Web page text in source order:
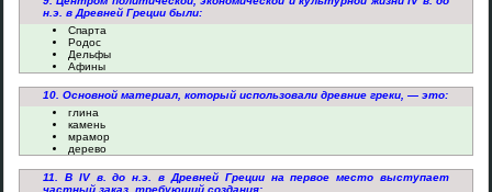
н.э. в Древней Греции были:
Спарта
Родос
Дельфы
Афины
10. Основной материал, который использовали древние греки, — это:
глина
камень
мрамор
дерево
11. В IV в. до н.э. в Древней Греции на первое место выступает
частный заказ, требующий создания: